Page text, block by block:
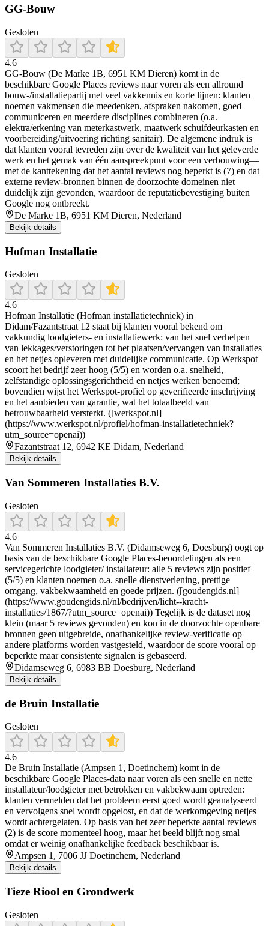
GG-Bouw
Gesloten
4.6
GG-Bouw (De Marke 1B, 6951 KM Dieren) komt in de
beschikbare Google Places reviews naar voren als een allround
bouw-/installatiepartij met veel vakkennis en korte lijnen: klanten
noemen vakmensen die meedenken, afspraken nakomen, goed
communiceren en meerdere disciplines combineren (o.a.
elektra/erkening van meterkastwerk, maatwerk schuifdeurkasten en
voorbereiding/uitvoering richting sanitair). De algemene indruk is
dat klanten vooral tevreden zijn over de kwaliteit van het geleverde
werk en het gemak van één aanspreekpunt voor een verbouwing—
met de kanttekening dat het aantal reviews nog beperkt is (7) en dat
externe review-bronnen binnen de doorzochte domeinen niet
duidelijk zijn gevonden, waardoor de reputatiebevestiging buiten
Google nog ontbreekt.
De Marke 1B, 6951 KM Dieren, Nederland
Bekijk details
Hofman Installatie
Gesloten
4.6
Hofman Installatie (Hofman installatietechniek) in
Didam/Fazantstraat 12 staat bij klanten vooral bekend om
vakkundig loodgieters- en installatiewerk: van het snel verhelpen
van lekkages/verstoringen tot het plaatsen/vervangen van installaties
en het netjes opleveren met duidelijke communicatie. Op Werkspot
scoort het bedrijf zeer hoog (5/5) en worden o.a. snelheid,
zelfstandige oplossingsgerichtheid en netjes werken benoemd;
bovendien wijst het Werkspot-profiel op geverifieerde inschrijving
en het aanbieden van garantie, wat het totaalbeeld van
betrouwbaarheid versterkt. ([werkspot.nl]
(https://www.werkspot.nl/profiel/hofman-installatietechniek?
utm_source=openai))
Fazantstraat 12, 6942 KE Didam, Nederland
Bekijk details
Van Sommeren Installaties B.V.
Gesloten
4.6
Van Sommeren Installaties B.V. (Didamseweg 6, Doesburg) oogt op
basis van de beschikbare Google Places-beoordelingen als een
servicegerichte loodgieter/ installateur: alle 5 reviews zijn positief
(5/5) en klanten noemen o.a. snelle dienstverlening, prettige
omgang, vakbekwaamheid en goede prijzen. ([goudengids.nl]
(https://www.goudengids.nl/nl/bedrijven/licht--kracht-
installaties/1867/?utm_source=openai)) Tegelijk is de dataset nog
klein (maar 5 reviews gevonden) en kon in de doorzochte openbare
bronnen geen uitgebreide, onafhankelijke review-verificatie op
andere platforms worden vastgesteld, waardoor de score vooral op
beperkte maar consistente signalen is gebaseerd.
Didamseweg 6, 6983 BB Doesburg, Nederland
Bekijk details
de Bruin Installatie
Gesloten
4.6
De Bruin Installatie (Ampsen 1, Doetinchem) komt in de
beschikbare Google Places-data naar voren als een snelle en nette
installateur/loodgieter met betrokken en vakbekwaam optreden:
klanten vermelden dat het probleem eerst goed wordt geanalyseerd
en vervolgens snel wordt opgelost, en dat de werkomgeving netjes
wordt achtergelaten. Op basis van het zeer beperkte aantal reviews
(2) is de score momenteel hoog, maar het beeld blijft nog smal
omdat er weinig onafhankelijke feedback beschikbaar is.
Ampsen 1, 7006 JJ Doetinchem, Nederland
Bekijk details
Tieze Riool en Grondwerk
Gesloten